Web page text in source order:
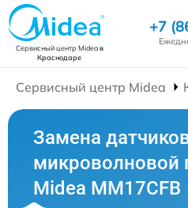
Сервисный центр Mideaв
Краснодаре
+7
Сервисный центр Midea
Замена
микроволновой
Midea MM17CFB